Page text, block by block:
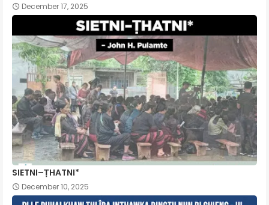
December 17, 2025
SIETNI–ṬHATNI*
December 10, 2025